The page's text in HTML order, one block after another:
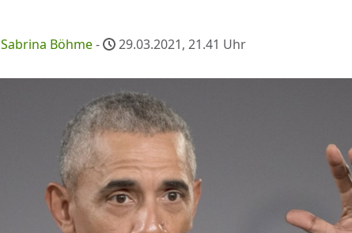
Sabrina Böhme- 29.03.2021, 21.41 Uhr